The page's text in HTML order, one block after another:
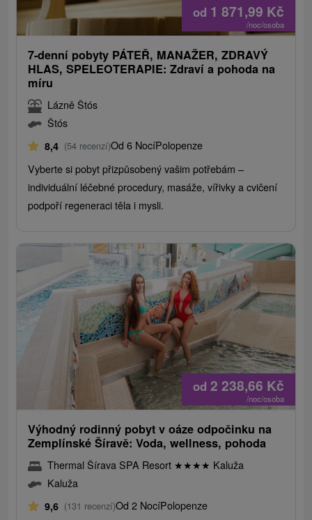
od 1 871,99 Kč
/noc/osoba
7-denní pobyty PÁTEŘ, MANAŽER, ZDRAVÝ
HLAS, SPELEOTERAPIE: Zdraví a pohoda na
míru
Lázně Štós
Štós
8,4 (54 recenzí)Od 6 NocíPolopenze
Vyberte si pobyt přizpůsobený vašim potřebám –
individuální léčebné procedury, masáže, vířivky a cvičení
podpoří regeneraci těla i mysli.
od 2 238,66 Kč
/noc/osoba
Výhodný rodinný pobyt v oáze odpočinku na
Zemplínské Šíravě: Voda, wellness, pohoda
Thermal Šírava SPA Resort ★★★★ Kaluža
Kaluža
9,6 (131 recenzí)Od 2 NocíPolopenze